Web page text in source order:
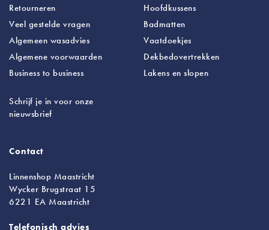
Retourneren
Veel gestelde vragen
Algemeen wasadvies
Algemene voorwaarden
Business to business
Schrijf je in voor onze
nieuwsbrief
Hoofdkussens
Badmatten
Vaatdoekjes
Dekbedovertrekken
Lakens en slopen
Contact
Linnenshop Maastricht
Wycker Brugstraat 15
6221 EA Maastricht
Telefonisch advies